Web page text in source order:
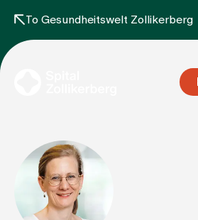
To Gesundheitswelt Zollikerberg
Specialist areas